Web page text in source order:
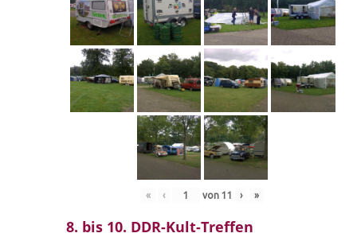
« ‹ von 11 › »
8. bis 10. DDR-Kult-Treffen